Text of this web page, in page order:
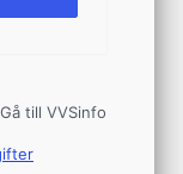
till VVSinfo